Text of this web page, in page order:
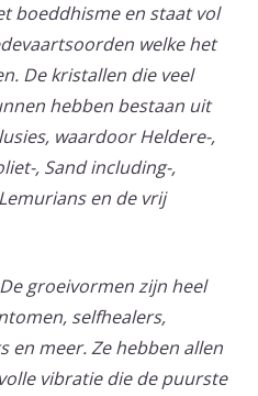
boeddhisme en staat vol
welke het
De kristallen die veel
hebben bestaan uit
waardoor Heldere-,
, Sand including-,
en de vrij
De groeivormen zijn heel
selfhealers,
en meer. Ze hebben allen
vibratie die de puurste